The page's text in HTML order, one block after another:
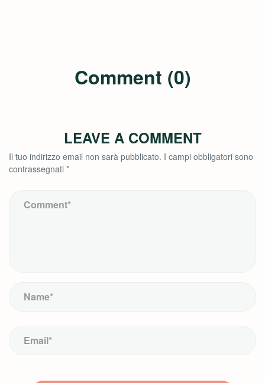
Comment (0)
LEAVE A COMMENT
Il tuo indirizzo email non sarà pubblicato. I campi obbligatori sono
contrassegnati *